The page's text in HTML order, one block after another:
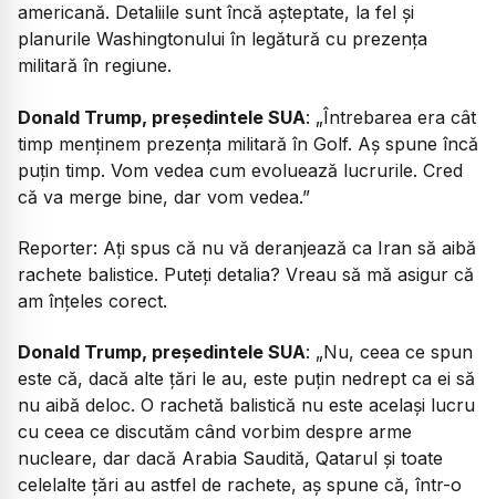
americană. Detaliile sunt încă așteptate, la fel și
planurile Washingtonului în legătură cu prezența
militară în regiune.
Donald Trump, președintele SUA: „Întrebarea era cât
timp menținem prezența militară în Golf. Aș spune încă
puțin timp. Vom vedea cum evoluează lucrurile. Cred
că va merge bine, dar vom vedea.”
Reporter: Ați spus că nu vă deranjează ca Iran să aibă
rachete balistice. Puteți detalia? Vreau să mă asigur că
am înțeles corect.
Donald Trump, președintele SUA: „Nu, ceea ce spun
este că, dacă alte țări le au, este puțin nedrept ca ei să
nu aibă deloc. O rachetă balistică nu este același lucru
cu ceea ce discutăm când vorbim despre arme
nucleare, dar dacă Arabia Saudită, Qatarul și toate
celelalte țări au astfel de rachete, aș spune că, într-o